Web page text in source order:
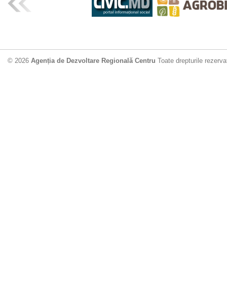
© 2026 Agenția de Dezvoltare Regională Centru Toate drepturile